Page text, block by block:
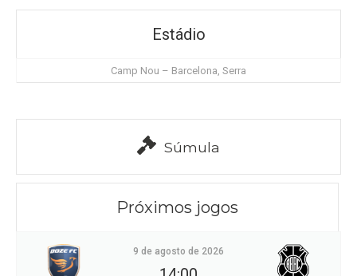
Estádio
Camp Nou – Barcelona, Serra
Súmula
Próximos jogos
9 de agosto de 2026